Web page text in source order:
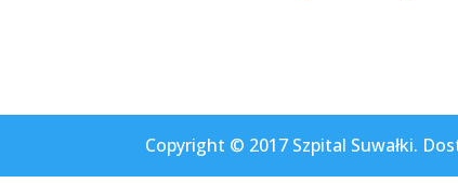
Copyright © 2017 Szpital Suwałki.